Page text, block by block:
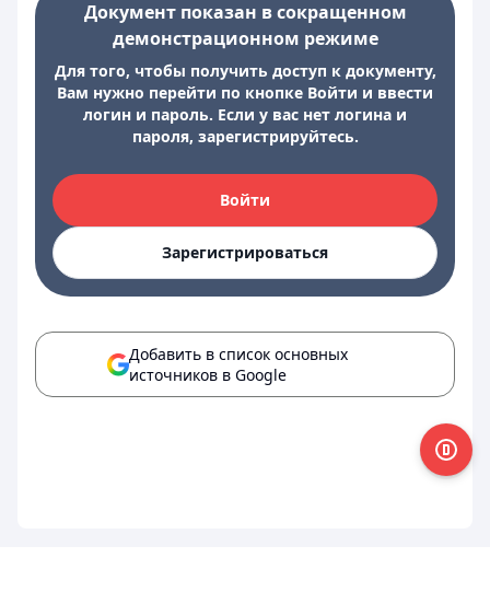
Документ показан в сокращенном
демонстрационном режиме
Для того, чтобы получить доступ к документу,
Вам нужно перейти по кнопке Войти и ввести
логин и пароль. Если у вас нет логина и
пароля, зарегистрируйтесь.
Войти
Зарегистрироваться
Добавить в список основных
источников в Google